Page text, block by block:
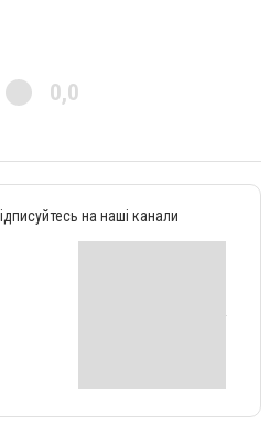
0,0
на наші канали